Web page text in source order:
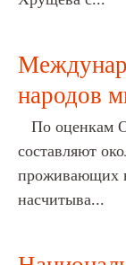
народов
По оценкам
составляют
проживающих
насчитыва...